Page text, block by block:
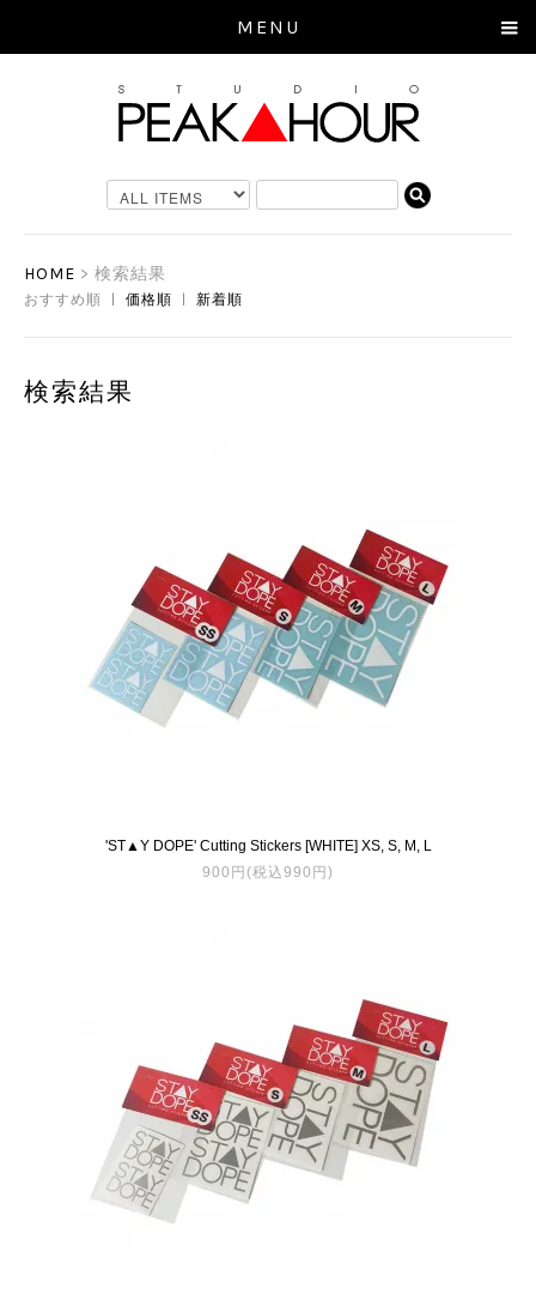
MENU
HOME > 検索結果
おすすめ順 | 価格順 新着順
検索結果
'ST▲Y DOPE' Cutting Stickers [WHITE] XS, S, M, L
900円(税込990円)